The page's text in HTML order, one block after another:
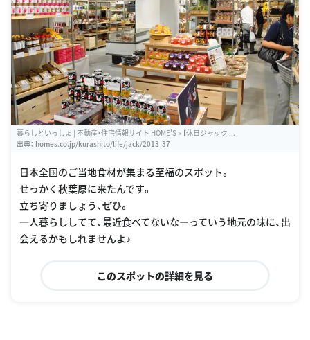
暮らしといっしょ | 不動産・住宅情報サイト HOME'S » 【休日ジャック ...
出典： homes.co.jp/kurashito/life/jack/2013-37
日本全国のご当地食材が集まる至福のスポット。
せっかく秋葉原に来たんです。
立ち寄りましょう、ぜひ。
一人暮らししてて、最近食べてないなーっていう地元の味に、出
会えるかもしれませんよ♪
このスポットの詳細を見る